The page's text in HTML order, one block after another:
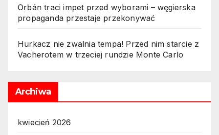
Orbán traci impet przed wyborami – węgierska
propaganda przestaje przekonywać
Hurkacz nie zwalnia tempa! Przed nim starcie z
Vacherotem w trzeciej rundzie Monte Carlo
Archiwa
kwiecień 2026